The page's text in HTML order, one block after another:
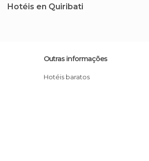
Hotéis en Quiribati
Outras informações
Hotéis baratos